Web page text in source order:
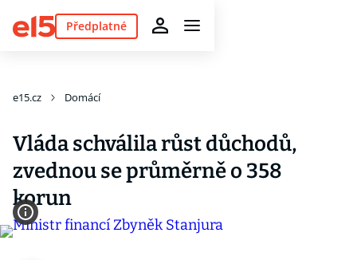
Předplatné
e15.cz Domácí
Vláda schválila růst důchodů,
zvednou se průměrně o 358
korun